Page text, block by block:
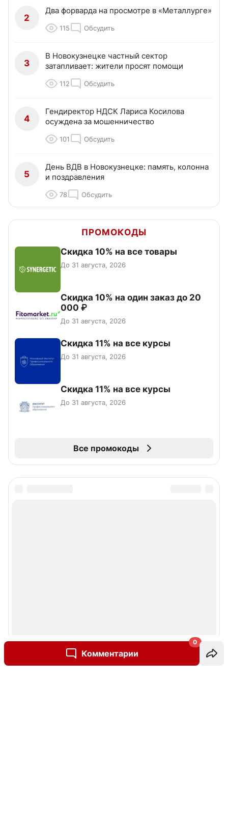
Комментарии
0
2
Два форварда на просмотре в «Металлурге»
115 Обсудить
3
В Новокузнецке частный сектор
затапливает: жители просят помощи
112 Обсудить
4
Гендиректор НДСК Лариса Косилова
осуждена за мошенничество
101 Обсудить
5
День ВДВ в Новокузнецке: память, колонна
и поздравления
78 Обсудить
ПРОМОКОДЫ
Скидка 10% на все товары
До 31 августа, 2026
Скидка 10% на один заказ до 20
000 ₽
До 31 августа, 2026
Скидка 11% на все курсы
До 31 августа, 2026
Скидка 11% на все курсы
До 31 августа, 2026
Все промокоды